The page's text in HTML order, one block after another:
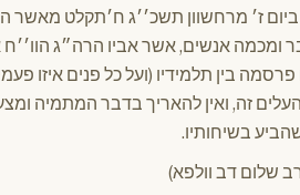
ז׳ מרחשוון תשכ׳׳ג ח׳תקלט מאשר
אנשים, אשר אביו הרה״ג הוו׳׳ח
בין תלמידיו (ועל כל פנים איזו
זה, ואין להאריך בדבר המתמיה
בשיחותיו.